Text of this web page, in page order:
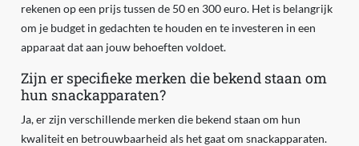
rekenen op een prijs tussen de 50 en 300 euro. Het is belangrijk
om je budget in gedachten te houden en te investeren in een
apparaat dat aan jouw behoeften voldoet.
Zijn er specifieke merken die bekend staan om
hun snackapparaten?
Ja, er zijn verschillende merken die bekend staan om hun
kwaliteit en betrouwbaarheid als het gaat om snackapparaten.